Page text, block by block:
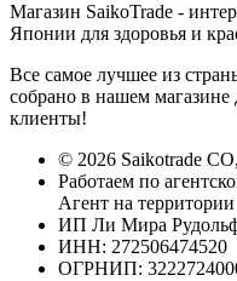
Магазин SaikoTrade -
Японии для здоровья и
Все самое лучшее из
собрано в нашем
клиенты!
© 2026 Saikotrade
Работаем по
Агент на
ИП Ли Мира
ИНН: 272506474520
ОГРНИП: